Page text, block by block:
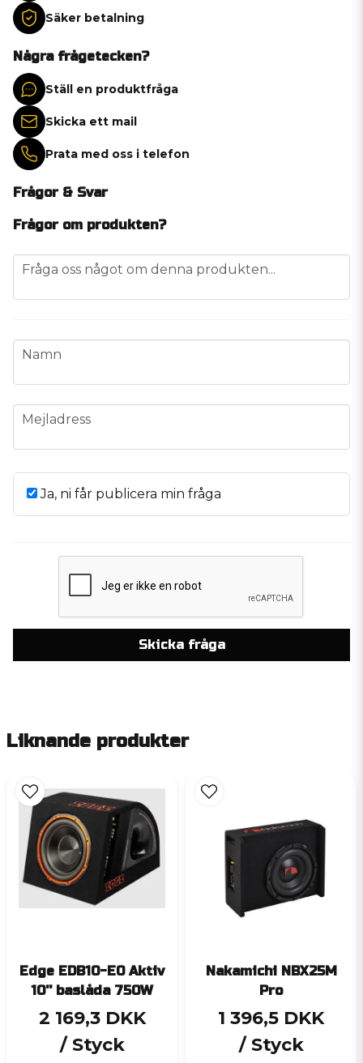
Säker betalning
Några frågetecken?
Ställ en produktfråga
Skicka ett mail
Prata med oss i telefon
Frågor & Svar
Frågor om produkten?
question
Fråga oss något om denna produkten...
name
Namn
email
Mejladress
Ja, ni får publicera min fråga
Skicka fråga
Liknande produkter
Edge EDB10-E0 Aktiv
10'' baslåda 750W
2 169,3 DKK
/ Styck
Nakamichi NBX25M
Pro
1 396,5 DKK
/ Styck